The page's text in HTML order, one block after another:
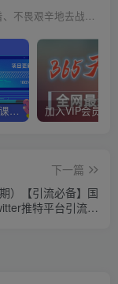
面对困难的时候，要勇敢、执着、不畏艰辛地去战胜它
官方正品 全网VIP课程 无损下载~
下一篇
期）【引流必备】国
推特平台引流脚